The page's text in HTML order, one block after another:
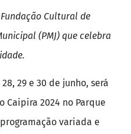
Cultural de
(PMJ) que celebra
29 e 30 de junho, será
Caipira 2024 no Parque
variada e